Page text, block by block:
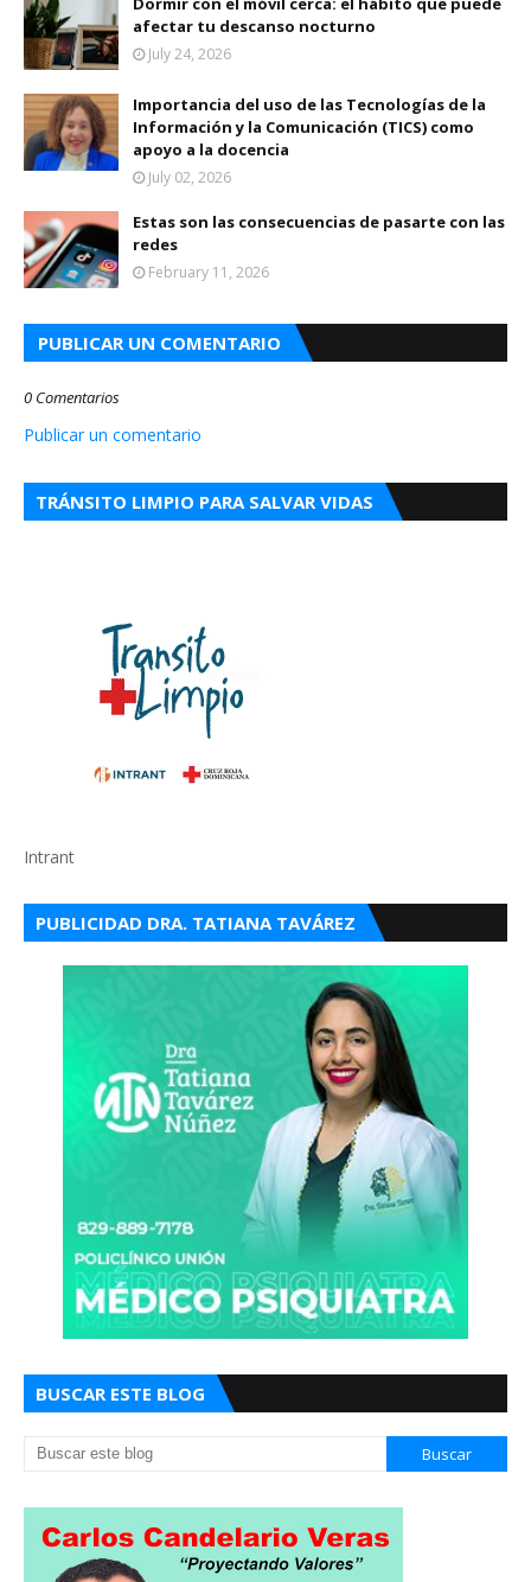
afectar tu descanso nocturno
July 24, 2026
Importancia del uso de las Tecnologías de la
Información y la Comunicación (TICS) como
apoyo a la docencia
July 02, 2026
Estas son las consecuencias de pasarte con las
redes
February 11, 2026
PUBLICAR UN COMENTARIO
0 Comentarios
Publicar un comentario
TRÁNSITO LIMPIO PARA SALVAR VIDAS
Intrant
PUBLICIDAD DRA. TATIANA TAVÁREZ
BUSCAR ESTE BLOG